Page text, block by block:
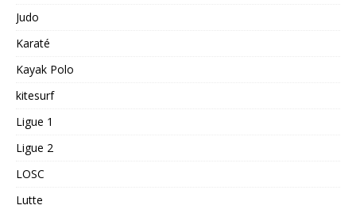
Judo
Karaté
Kayak Polo
kitesurf
Ligue 1
Ligue 2
LOSC
Lutte